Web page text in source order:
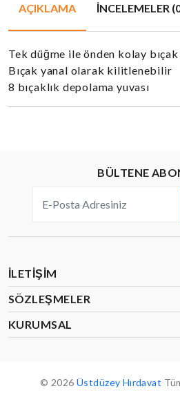
AÇIKLAMA İNCELEMELER
Tek düğme ile önden kolay
Bıçak yanal olarak kilitlenebilir
8 bıçaklık depolama yuvası
BÜLTENE
İLETIŞIM
SÖZLEŞMELER
KURUMSAL
© 2026 Üstdüzey Hırdavat